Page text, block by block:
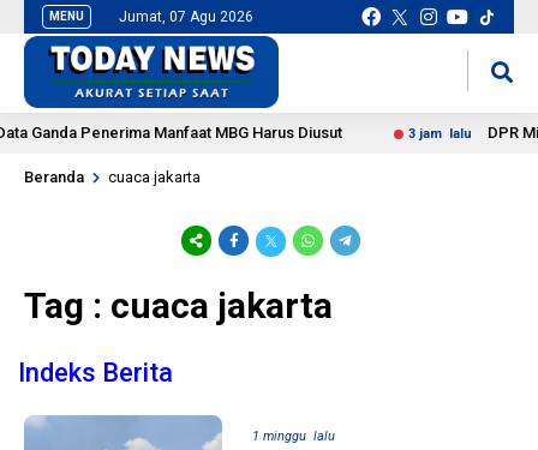
MENU Jumat, 07 Agu 2026
Ganda Penerima Manfaat MBG Harus Diusut 3 jam lalu DPR
Beranda cuaca jakarta
Tag : cuaca jakarta
Indeks Berita
1 minggu lalu